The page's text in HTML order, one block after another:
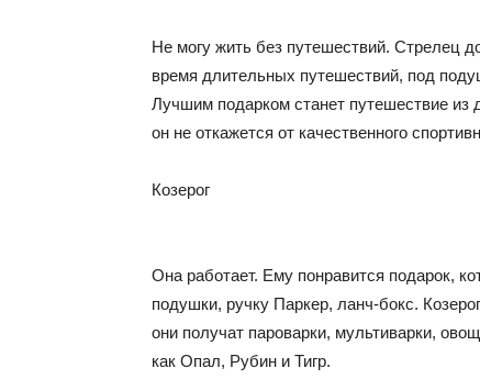
Не могу жить без путешествий. Стрелец
время длительных путешествий, под
Лучшим подарком станет путешествие из
он не откажется от качественного
Козерог
Она работает. Ему понравится подарок,
подушки, ручку Паркер, ланч-бокс.
они получат пароварки, мультиварки,
как Опал, Рубин и Тигр.